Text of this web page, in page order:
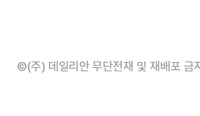
©(주) 데일리안 무단전재 및 재배포 금